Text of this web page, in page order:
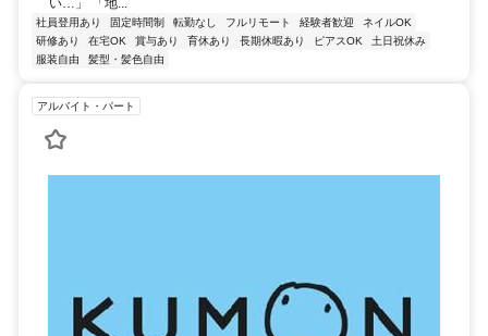
い…」 「地...
社員登用あり 固定時間制 転勤なし フルリモート 経験者歓迎
ネイルOK
研修あり
在宅OK 賞与あり 育休あり 長期休暇あり ピアスOK
土日祝休み
服装自由
髪型・髪色自由
アルバイト・パート